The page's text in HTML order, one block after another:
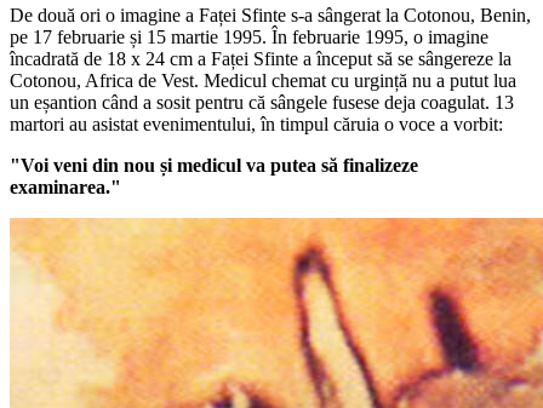
De două ori o imagine a Faței Sfinte s-a sângerat la Cotonou, Benin,
pe 17 februarie și 15 martie 1995. În februarie 1995, o imagine
încadrată de 18 x 24 cm a Faței Sfinte a început să se sângereze la
Cotonou, Africa de Vest. Medicul chemat cu urgință nu a putut lua
un eșantion când a sosit pentru că sângele fusese deja coagulat. 13
martori au asistat evenimentului, în timpul căruia o voce a vorbit:
"Voi veni din nou și medicul va putea să finalizeze
examinarea."